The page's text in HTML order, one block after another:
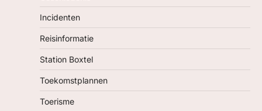
Incidenten
Reisinformatie
Station Boxtel
Toekomstplannen
Toerisme